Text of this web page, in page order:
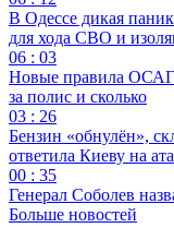
В Одессе дикая
для хода СВО и
06 : 03
Новые правила
за полис и сколько
03 : 26
Бензин «обнулён»,
ответила Киеву на
00 : 35
Генерал Соболев
Больше новостей